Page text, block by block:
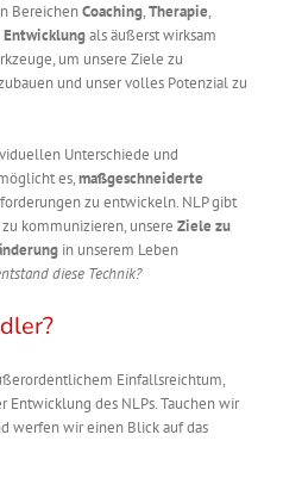
BereichenCoaching,Therapie,
als äußerst wirksam
um unsere Ziele zu
und unser volles Potenzial zu
Unterschiede und
es,maßgeschneiderte
zu entwickeln. NLP gibt
kommunizieren, unsere Ziele zu
in unserem Leben
diese Technik?
Einfallsreichtum,
des NLPs. Tauchen wir
werfen wir einen Blick auf das